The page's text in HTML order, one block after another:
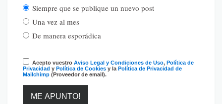
Siempre que se publique un nuevo post
Una vez al mes
De manera esporádica
Acepto vuestro Aviso Legal y Condiciones de Uso, Política de
Privacidad y Política de Cookies y la Política de Privacidad de
Mailchimp (Proveedor de email).